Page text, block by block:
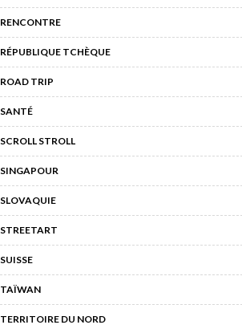
RENCONTRE
RÉPUBLIQUE TCHÈQUE
ROAD TRIP
SANTÉ
SCROLL STROLL
SINGAPOUR
SLOVAQUIE
STREETART
SUISSE
TAÏWAN
TERRITOIRE DU NORD